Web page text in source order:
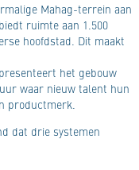
Mahag-terrein aan
ruimte aan 1.500
hoofdstad. Dit maakt
het gebouw
waar nieuw talent hun
productmerk.
dat drie systemen